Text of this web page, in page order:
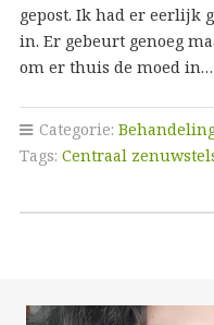
gepost. Ik had er eerlijk
in. Er gebeurt genoeg
om er thuis de moed in…
Categorie:
Tags: Centraal